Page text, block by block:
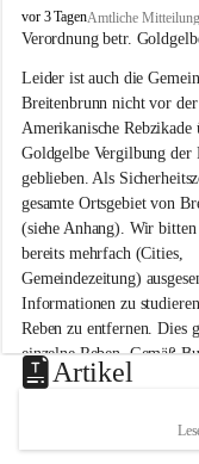
B
r
i
t
e
n
b
r
u
n
n
a
m
N
e
u
s
d
vor 3 TagenAmtliche Mitteilung
Verordnung betr.
Leider ist auch die
Breitenbrunn nicht vor
Amerikanische Rebzikade
Goldgelbe Vergilbung der
geblieben. Als
gesamte Ortsgebiet von
(siehe Anhang). Wir
bereits mehrfach (Cities,
Gemeindezeitung)
Informationen zu
Reben zu entfernen. Dies
einzelne Reben. Gemäß
Weinbaugesetz sind nicht
unzulässige Weingärten
helfen wir zusammen um
vor den prognostizierten
Artikel